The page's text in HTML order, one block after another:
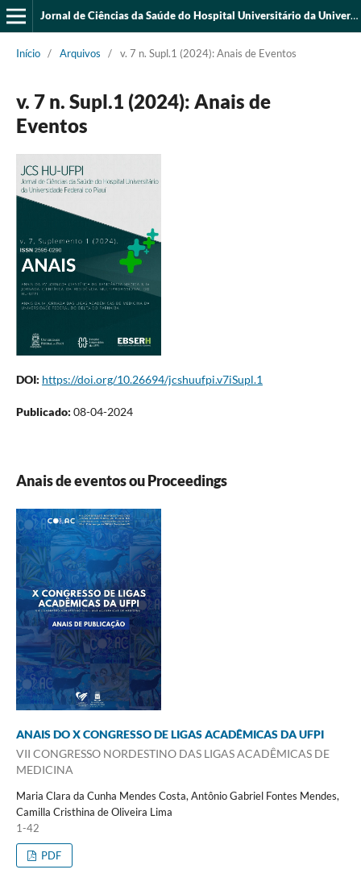
Jornal de Ciências da Saúde do Hospital Universitário da Universidade Federal do Piauí
Início / Arquivos / v. 7 n. Supl.1 (2024): Anais de Eventos
v. 7 n. Supl.1 (2024): Anais de
Eventos
DOI: https://doi.org/10.26694/jcshuufpi.v7iSupl.1
Publicado: 08-04-2024
Anais de eventos ou Proceedings
ANAIS DO X CONGRESSO DE LIGAS ACADÊMICAS DA UFPI
VII CONGRESSO NORDESTINO DAS LIGAS ACADÊMICAS DE
MEDICINA
Maria Clara da Cunha Mendes Costa, Antônio Gabriel Fontes Mendes,
Camilla Cristhina de Oliveira Lima
1-42
PDF